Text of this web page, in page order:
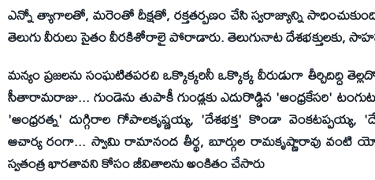
ఎన్నో త్యాగాలతో, మరెంతో దీక్షతో, రక్తతర్పణం చేసి స్వరాజ్యాన్ని
తెలుగు వీరులు సైతం వీరకిశోరాలై పోరాడారు. తెలుగునాట దేశభక్తులకు,
మన్యం ప్రజలను సంఘటితపరచి ఒక్కొక్కరినీ ఒక్కొక్క వీరుడుగా తీర్చిదిద్ది
సీతారామరాజు... గుండెను తుపాకీ గుండ్లకు ఎదురొడ్డిన 'ఆంధ్రకేసరి'
'ఆంధ్రరత్న' దుగ్గిరాల గోపాలకృష్ణయ్య, 'దేశభక్త' కొండా వెంకటప్పయ్య,
ఆచార్య రంగా... స్వామి రామానంద తీర్థ, బూర్గుల రామకృష్ణారావు వంటి
స్వతంత్ర భారతావని కోసం జీవితాలను అంకితం చేసారు